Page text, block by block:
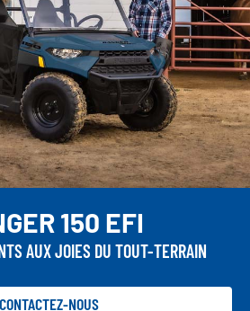
150 EFI
AUX JOIES DU TOUT-TERRAIN
CONTACTEZ-NOUS